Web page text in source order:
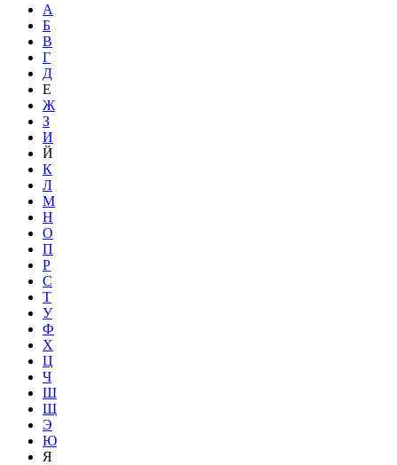
А
Б
В
Г
Д
Е
Ж
З
И
Й
К
Л
М
Н
О
П
Р
С
Т
У
Ф
Х
Ц
Ч
Ш
Щ
Э
Ю
Я